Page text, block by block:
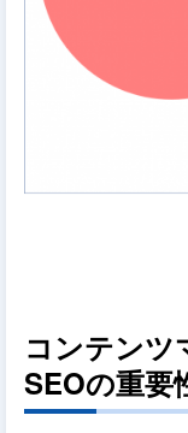
コンテンツ
SEOの重要